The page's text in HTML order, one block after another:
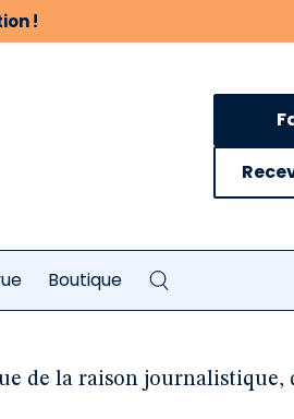
!
Boutique
de la raison journalistique,